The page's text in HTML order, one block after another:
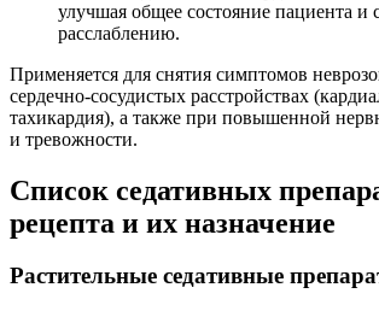
улучшая общее состояние пациента и
расслаблению.
Применяется для снятия симптомов
сердечно-сосудистых расстройствах
тахикардия), а также при повышенной
и тревожности.
Список седативных
рецепта и их назначение
Растительные седативные